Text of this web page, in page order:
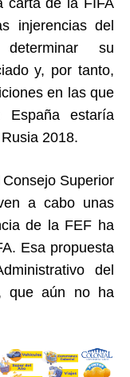
injerencias del
su
y, por tanto,
en las que
España estaría
2018.
Consejo Superior
a cabo unas
de la FEF ha
Esa propuesta
del
que aún no ha